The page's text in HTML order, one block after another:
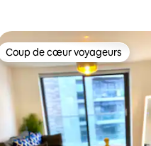
Coup de cœur voyageurs
Coup de cœur voyageurs